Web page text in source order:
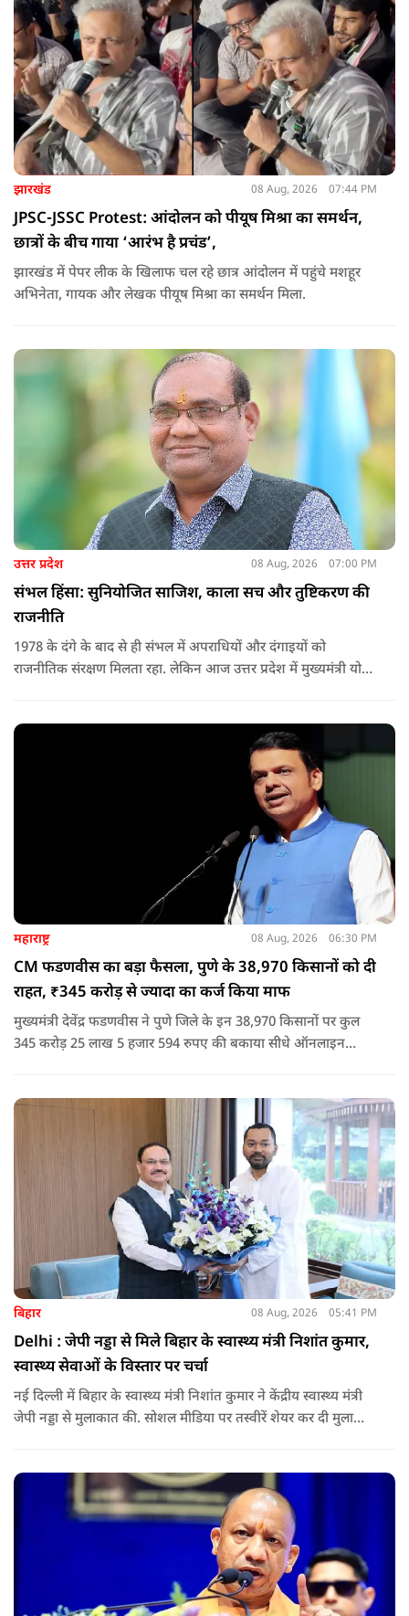
झारखंड 08 Aug, 2026 07:44 PM
JPSC-JSSC Protest: आंदोलन को पीयूष मिश्रा का समर्थन,
छात्रों के बीच गाया ‘आरंभ है प्रचंड’,
झारखंड में पेपर लीक के खिलाफ चल रहे छात्र आंदोलन में पहुंचे मशहूर
अभिनेता, गायक और लेखक पीयूष मिश्रा का समर्थन मिला.
उत्तर प्रदेश 08 Aug, 2026 07:00 PM
संभल हिंसा: सुनियोजित साजिश, काला सच और तुष्टिकरण की
राजनीति
1978 के दंगे के बाद से ही संभल में अपराधियों और दंगाइयों को
राजनीतिक संरक्षण मिलता रहा. लेकिन आज उत्तर प्रदेश में मुख्यमंत्री योगी
नेता या सांसद क्यों न हो, यदि वह राज्य की शांति और सुरक्षा से खिलवाड़
महाराष्ट्र 08 Aug, 2026 06:30 PM
CM फडणवीस का बड़ा फैसला, पुणे के 38,970 किसानों को दी
राहत, ₹345 करोड़ से ज्यादा का कर्ज किया माफ
मुख्यमंत्री देवेंद्र फडणवीस ने पुणे जिले के इन 38,970 किसानों पर कुल
345 करोड़ 25 लाख 5 हजार 594 रुपए की बकाया सीधे ऑनलाइन
बिहार 08 Aug, 2026 05:41 PM
Delhi : जेपी नड्डा से मिले बिहार के स्वास्थ्य मंत्री निशांत कुमार,
स्वास्थ्य सेवाओं के विस्तार पर चर्चा
नई दिल्ली में बिहार के स्वास्थ्य मंत्री निशांत कुमार ने केंद्रीय स्वास्थ्य मंत्री
जेपी नड्डा से मुलाकात की. सोशल मीडिया पर तस्वीरें शेयर कर दी मुलाकात